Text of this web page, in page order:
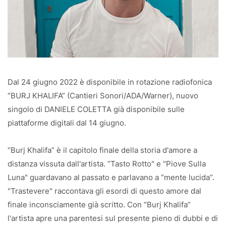
Dal 24 giugno 2022 è disponibile in rotazione radiofonica
“BURJ KHALIFA” (Cantieri Sonori/ADA/Warner), nuovo
singolo di DANIELE COLETTA già disponibile sulle
piattaforme digitali dal 14 giugno.
“Burj Khalifa” è il capitolo finale della storia d'amore a
distanza vissuta dall'artista. “Tasto Rotto" e "Piove Sulla
Luna" guardavano al passato e parlavano a “mente lucida”.
"Trastevere" raccontava gli esordi di questo amore dal
finale inconsciamente già scritto. Con “Burj Khalifa”
l'artista apre una parentesi sul presente pieno di dubbi e di